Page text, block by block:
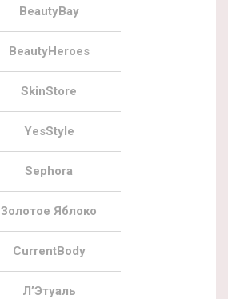
BeautyBay
BeautyHeroes
SkinStore
YesStyle
Sephora
Золотое Яблоко
CurrentBody
Л’Этуаль